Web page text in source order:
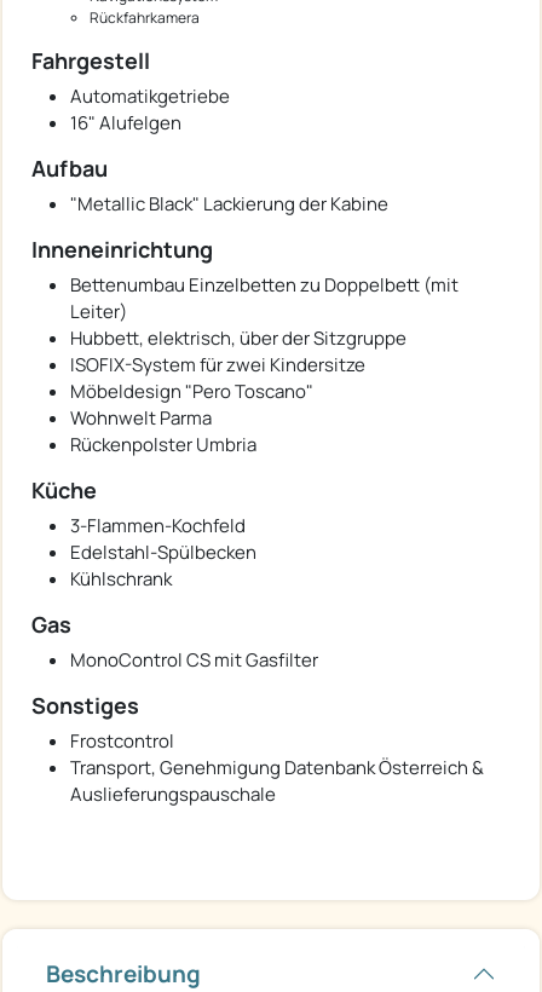
Rückfahrkamera
Fahrgestell
Automatikgetriebe
16" Alufelgen
Aufbau
"Metallic Black" Lackierung der Kabine
Inneneinrichtung
Bettenumbau Einzelbetten zu Doppelbett (mit
Leiter)
Hubbett, elektrisch, über der Sitzgruppe
ISOFIX-System für zwei Kindersitze
Möbeldesign "Pero Toscano"
Wohnwelt Parma
Rückenpolster Umbria
Küche
3-Flammen-Kochfeld
Edelstahl-Spülbecken
Kühlschrank
Gas
MonoControl CS mit Gasfilter
Sonstiges
Frostcontrol
Transport, Genehmigung Datenbank Österreich &
Auslieferungspauschale
Beschreibung